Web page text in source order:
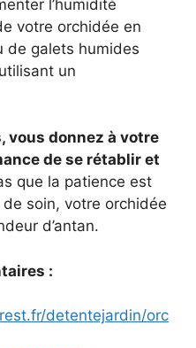
l’humidité
votre orchidée en
de galets humides
un
vous donnez à votre
de se rétablir et
que la patience est
soin, votre orchidée
d’antan.
:
detentejardin/orc